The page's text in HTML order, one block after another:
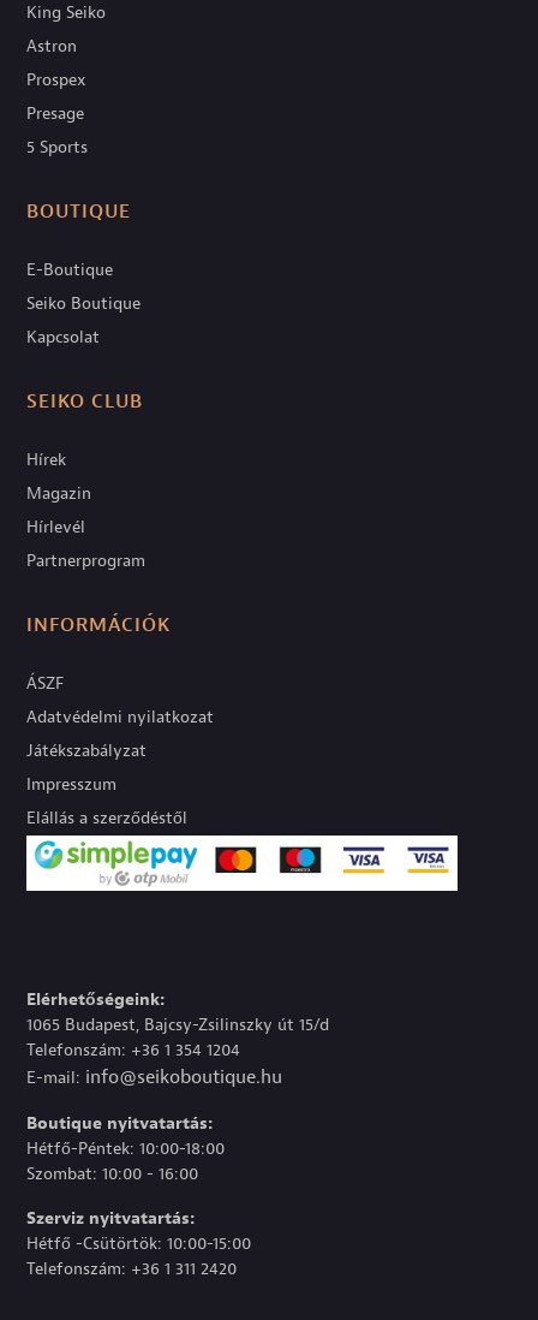
King Seiko
Astron
Prospex
Presage
5 Sports
BOUTIQUE
E-Boutique
Seiko Boutique
Kapcsolat
SEIKO CLUB
Hírek
Magazin
Hírlevél
Partnerprogram
INFORMÁCIÓK
ÁSZF
Adatvédelmi nyilatkozat
Játékszabályzat
Impresszum
Elállás a szerződéstől
Elérhetőségeink:
1065 Budapest, Bajcsy-Zsilinszky út 15/d
Telefonszám: +36 1 354 1204
E-mail: info@seikoboutique.hu
Boutique nyitvatartás:
Hétfő-Péntek: 10:00-18:00
Szombat: 10:00 - 16:00
Szerviz nyitvatartás:
Hétfő -Csütörtök: 10:00-15:00
Telefonszám: +36 1 311 2420